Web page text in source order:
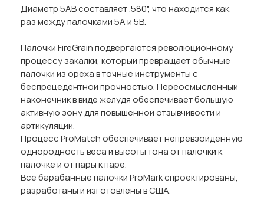
Диаметр 5AB составляет .580", что находится как
раз между палочками 5A и 5B.
Палочки FireGrain подвергаются революционному
процессу закалки, который превращает обычные
палочки из ореха в точные инструменты с
беспрецедентной прочностью. Переосмысленный
наконечник в виде желудя обеспечивает большую
активную зону для повышенной отзывчивости и
артикуляции.
Процесс ProMatch обеспечивает непревзойденную
однородность веса и высоты тона от палочки к
палочке и от пары к паре.
Все барабанные палочки ProMark спроектированы,
разработаны и изготовлены в США.